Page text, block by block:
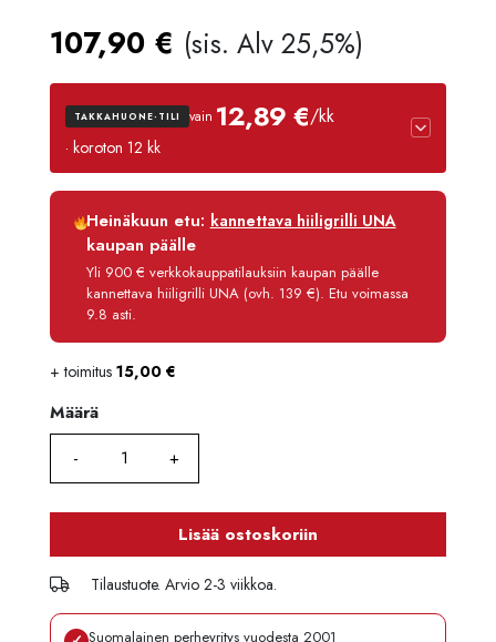
107,90 € (sis. Alv 25,5%)
TAKKAHUONE-TILI vain 12,89 €/kk
· koroton 12 kk
Luottoaika
12 kk
Korko
Käsittelymaksu
3,90 €/kk
Maksettava yhteensä
154,70 €
Heinäkuun etu: kannettava hiiligrilli UNA
kaupan päälle
Yli 900 € verkkokauppatilauksiin kaupan päälle
kannettava hiiligrilli UNA (ovh. 139 €). Etu voimassa
9.8 asti.
+ toimitus 15,00 €
Määrä
Määrä
Lisää ostoskoriin
Tilaustuote. Arvio 2-3 viikkoa.
Suomalainen perheyritys vuodesta 2001